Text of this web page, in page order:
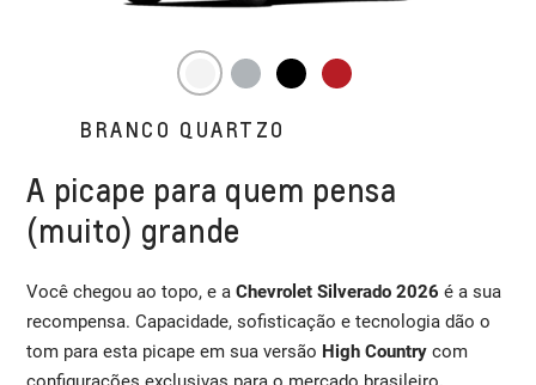
BRANCO QUARTZO
A picape para quem pensa
(muito) grande
Você chegou ao topo, e aChevrolet Silverado 2026 é a sua
recompensa. Capacidade, sofisticação e tecnologia dão o
tom para esta picape em sua versão High Countrycom